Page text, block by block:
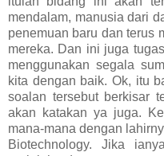
mendalam, manusia dari
penemuan baru dan terus
mereka. Dan ini juga
menggunakan segala
kita dengan baik. Ok, itu
soalan tersebut berkisar
akan katakan ya juga.
mana-mana dengan
Biotechnology. Jika